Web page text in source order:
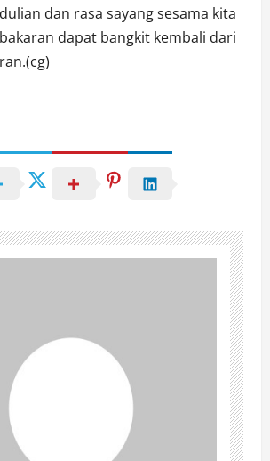
dan rasa sayang sesama kita
dapat bangkit kembali dari